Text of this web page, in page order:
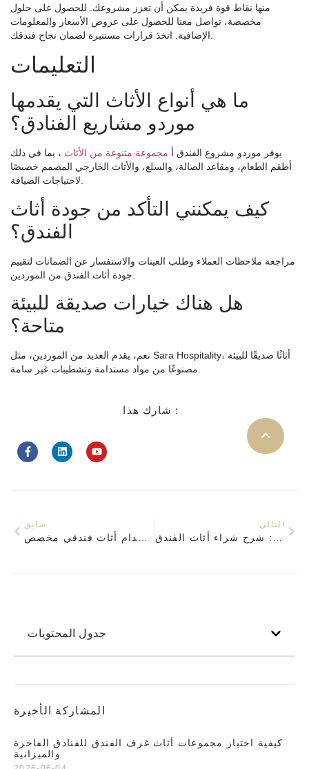
منها نقاط قوة فريدة يمكن أن تعزز مشروعك. للحصول على حلول
مخصصة، تواصل معنا للحصول على عروض الأسعار والمعلومات
التعليمات
ما هي أنواع الأثاث التي يقدمها
موردو مشاريع الفنادق؟
يوفر موردو مشروع الفندق أ مجموعة متنوعة من الأثاث ، بما في ذلك
أطقم الطعام، ومقاعد الصالة، والسلع، والأثاث الخارجي المصمم خصيصًا
لاحتياجات الضيافة.
كيف يمكنني التأكد من جودة أثاث
الفندق؟
مراجعة ملاحظات العملاء وطلب العينات والاستفسار عن الضمانات لتقييم
هل هناك خيارات صديقة للبيئة
متاحة؟
نعم، يقدم العديد من الموردين، مثل Sara Hospitality، أثاثًا صديقًا للبيئة
شارك هذا :
سابق التالي
جدول المحتويات
المشاركة الأخيرة
كيفية اختيار مجموعات أثاث غرف الفندق للفنادق الفاخرة
والميزانية